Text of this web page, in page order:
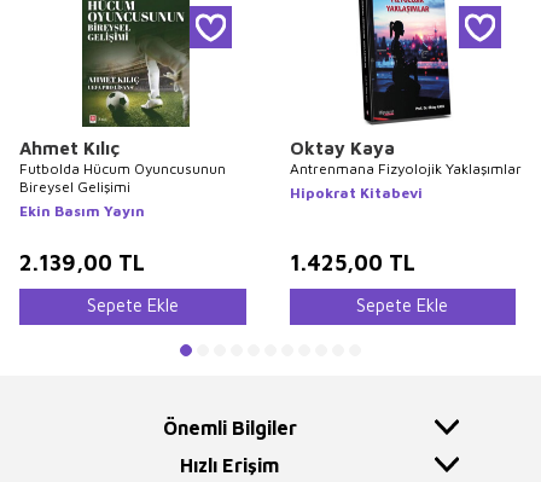
Ahmet Kılıç
Futbolda Hücum Oyuncusunun
Bireysel Gelişimi
Ekin Basım Yayın
2.139,00 TL
Sepete Ekle
Oktay Kaya
Antrenmana Fizyolojik Yaklaşımlar
Hipokrat Kitabevi
1.425,00 TL
Sepete Ekle
Önemli Bilgiler
Hızlı Erişim